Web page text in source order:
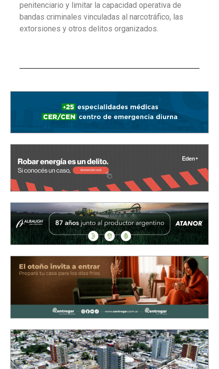
penitenciario y limitar la capacidad operativa de
bandas criminales vinculadas al narcotráfico, las
extorsiones y otros delitos organizados.